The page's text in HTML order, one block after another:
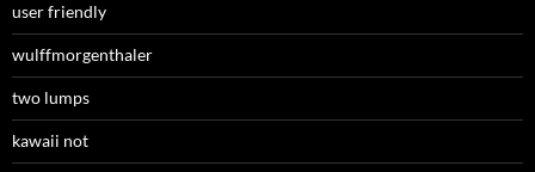
user friendly
wulffmorgenthaler
two lumps
kawaii not